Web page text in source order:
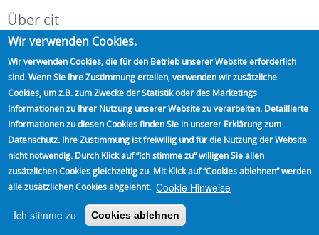
Über cit
Unternehmensportrait
Impressum und Datenschutzerklärung
Kontakt
Referenzen
Unsere Partner
Standorte
Presse
News
Wir verwenden Cookies.
Wir verwenden Cookies, die für den Betrieb unserer Website erforderlich
sind. Wenn Sie Ihre Zustimmung erteilen, verwenden wir zusätzliche
Cookies, um z.B. zum Zwecke der Statistik oder des Marketings
Informationen zu Ihrer Nutzung unserer Website zu verarbeiten. Detaillierte
Informationen zu diesen Cookies finden Sie in unserer Erklärung zum
Datenschutz. Ihre Zustimmung ist freiwillig und für die Nutzung der Website
nicht notwendig. Durch Klick auf “Ich stimme zu“ willigen Sie allen
zusätzlichen Cookies gleichzeitig zu. Mit Klick auf “Cookies ablehnen“ werden
alle zusätzlichen Cookies abgelehnt. Cookie Hinweise
Ich stimme zu
Cookies ablehnen